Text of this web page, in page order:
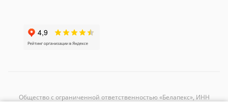
Общество с ограниченной ответственностью «Белапекс», ИНН